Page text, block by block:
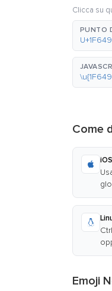
Clicca su
PUNTO
U+1F649
Come
iOS
Emoji